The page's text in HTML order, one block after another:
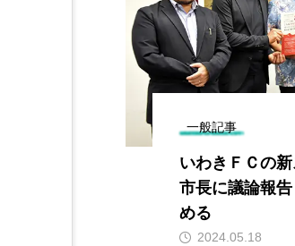
一般記事
いわきＦＣの
市長に議論報
める
2024.05.18